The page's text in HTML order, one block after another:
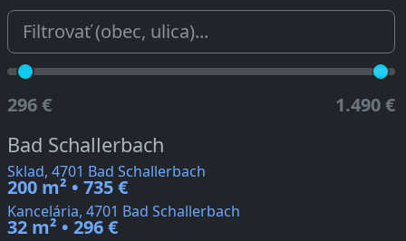
296 € 1.490 €
Bad Schallerbach
Sklad, 4701 Bad Schallerbach
200 m² • 735 €
Kancelária, 4701 Bad Schallerbach
32 m² • 296 €